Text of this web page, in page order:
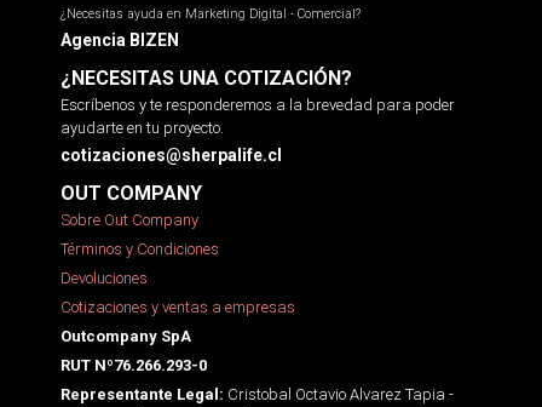
¿Necesitas ayuda en Marketing Digital - Comercial?
Agencia BIZEN
¿NECESITAS UNA COTIZACIÓN?
Escríbenos y te responderemos a la brevedad para poder
ayudarte en tu proyecto.
cotizaciones@sherpalife.cl
OUT COMPANY
Sobre Out Company
Términos y Condiciones
Devoluciones
Cotizaciones y ventas a empresas
Outcompany SpA
RUT Nº76.266.293-0
Representante Legal: Cristobal Octavio Alvarez Tapia -